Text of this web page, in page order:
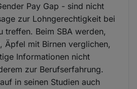
Pay Gap - sind nicht
zur Lohngerechtigkeit bei
treffen. Beim SBA werden,
Äpfel mit Birnen verglichen,
Informationen nicht
zur Berufserfahrung.
in seinen Studien auch